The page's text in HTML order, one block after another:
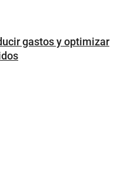
gastos y optimizar